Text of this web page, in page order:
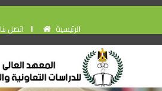
اتصل بنا الرئيسية